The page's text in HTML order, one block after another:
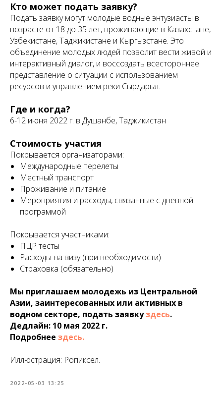
Кто может подать заявку?
Подать заявку могут молодые водные энтузиасты в
возрасте от 18 до 35 лет, проживающие в Казахстане,
Узбекистане, Таджикистане и Кыргызстане. Это
объединение молодых людей позволит вести живой и
интерактивный диалог, и воссоздать всестороннее
представление о ситуации с использованием
ресурсов и управлением реки Сырдарья.
Где и когда?
6-12 июня 2022 г. в Душанбе, Таджикистан
Стоимость участия
Покрывается организаторами:
Международные перелеты
Местный транспорт
Проживание и питание
Мероприятия и расходы, связанные с дневной
программой
Покрывается участниками:
ПЦР тесты
Расходы на визу (при необходимости)
Страховка (обязательно)
Мы приглашаем молодежь из Центральной
Азии, заинтересованных или активных в
водном секторе, подать заявкуздесь.
Дедлайн: 10 мая 2022 г.
Подробнее здесь.
Иллюстрация: Ропиксел.
2022-05-03 13:25